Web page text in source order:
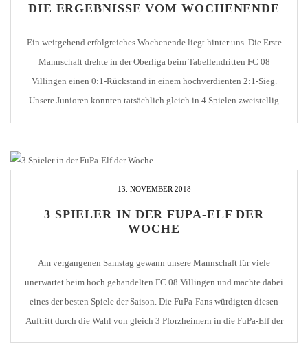
DIE ERGEBNISSE VOM WOCHENENDE
Ein weitgehend erfolgreiches Wochenende liegt hinter uns. Die Erste
Mannschaft drehte in der Oberliga beim Tabellendritten FC 08
Villingen einen 0:1-Rückstand in einem hochverdienten 2:1-Sieg.
Unsere Junioren konnten tatsächlich gleich in 4 Spielen zweistellig
unsere U15 in […]
13. NOVEMBER 2018
3 SPIELER IN DER FUPA-ELF DER
WOCHE
Am vergangenen Samstag gewann unsere Mannschaft für viele
unerwartet beim hoch gehandelten FC 08 Villingen und machte dabei
eines der besten Spiele der Saison. Die FuPa-Fans würdigten diesen
Auftritt durch die Wahl von gleich 3 Pforzheimern in die FuPa-Elf der